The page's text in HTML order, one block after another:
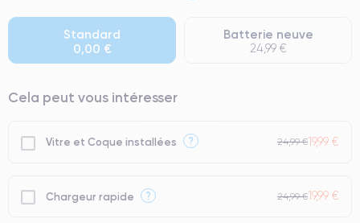
● Batterie : usage intensif.
● Seuls 5% de nos téléphones ont un grade Premium.
Standard
0,00 €
Batterie neuve
24,99 €
Cela peut vous intéresser
Vitre et Coque installées ? 24,99 €19,99 €
Chargeur rapide ? 24,99 €19,99 €